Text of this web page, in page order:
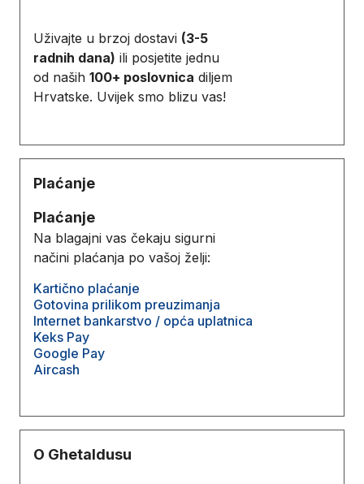
Uživajte u brzoj dostavi (3-5
radnih dana) ili posjetite jednu
od naših 100+ poslovnica diljem
Hrvatske. Uvijek smo blizu vas!
Plaćanje
Plaćanje
Na blagajni vas čekaju sigurni
načini plaćanja po vašoj želji:
Kartično plaćanje
Gotovina prilikom preuzimanja
Internet bankarstvo / opća uplatnica
Keks Pay
Google Pay
Aircash
O Ghetaldusu